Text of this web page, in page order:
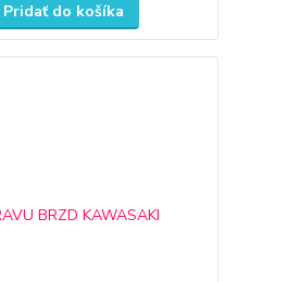
Pridať do košíka